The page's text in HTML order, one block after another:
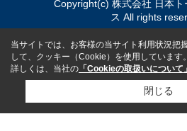
Copyright(c) 株式会社 日本ト
ス All rights
当サイトでは、お客様の当サイト利用状況把
して、クッキー（Cookie）を使用しています。
詳しくは、当社の 「Cookieの取扱いについて」
閉じる